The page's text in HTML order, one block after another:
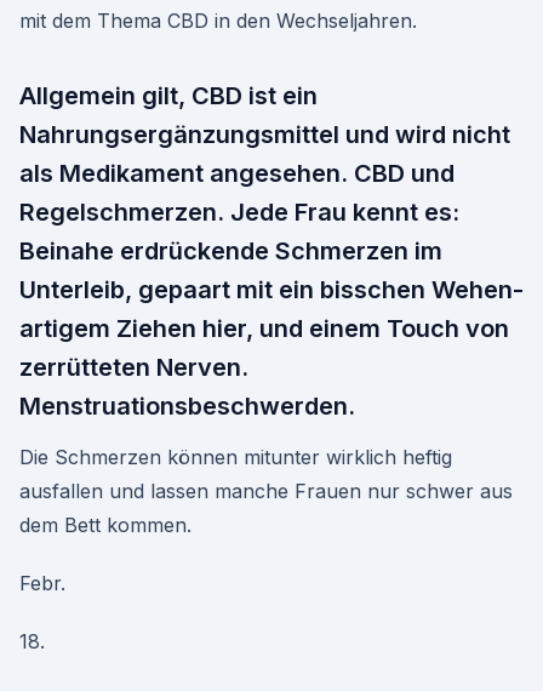
mit dem Thema CBD in den Wechseljahren.
Allgemein gilt, CBD ist ein
Nahrungsergänzungsmittel und wird nicht
als Medikament angesehen. CBD und
Regelschmerzen. Jede Frau kennt es:
Beinahe erdrückende Schmerzen im
Unterleib, gepaart mit ein bisschen Wehen-
artigem Ziehen hier, und einem Touch von
zerrütteten Nerven.
Menstruationsbeschwerden.
Die Schmerzen können mitunter wirklich heftig
ausfallen und lassen manche Frauen nur schwer aus
dem Bett kommen.
Febr.
18.